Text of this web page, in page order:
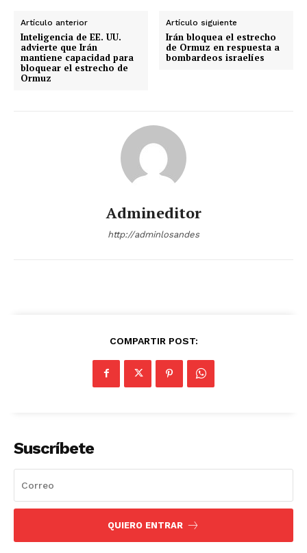
Artículo anterior
Inteligencia de EE. UU.
advierte que Irán
mantiene capacidad para
bloquear el estrecho de
Ormuz
Artículo siguiente
Irán bloquea el estrecho
de Ormuz en respuesta a
bombardeos israelíes
Admineditor
http://adminlosandes
COMPARTIR POST:
Suscríbete
QUIERO ENTRAR